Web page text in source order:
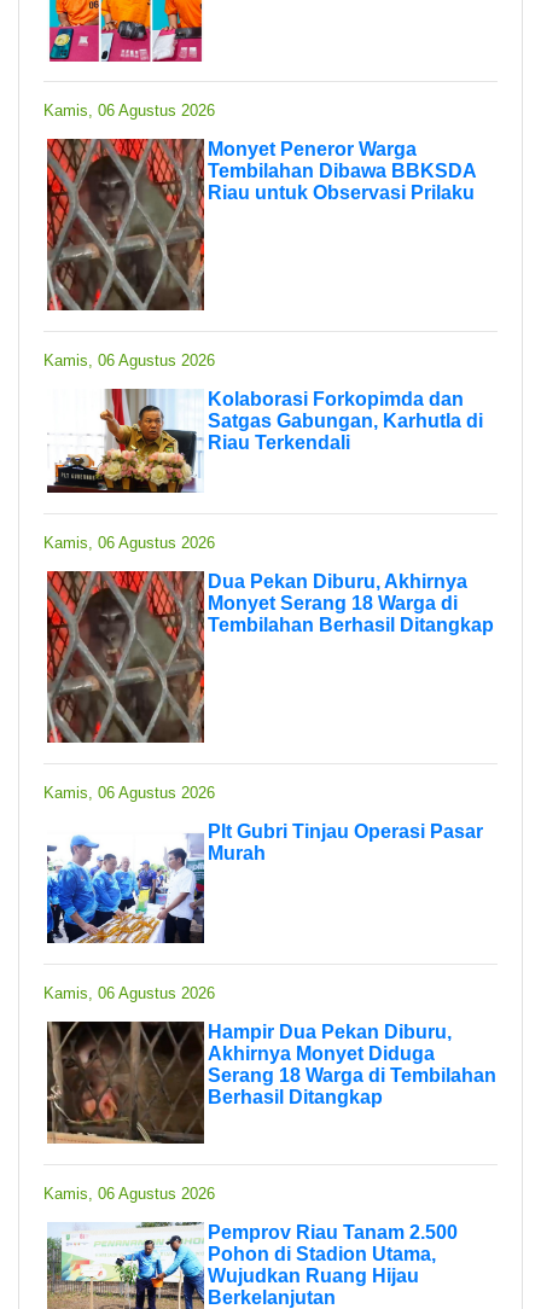
Kamis, 06 Agustus 2026
Monyet Peneror Warga
Tembilahan Dibawa BBKSDA
Riau untuk Observasi Prilaku
Kamis, 06 Agustus 2026
Kolaborasi Forkopimda dan
Satgas Gabungan, Karhutla di
Riau Terkendali
Kamis, 06 Agustus 2026
Dua Pekan Diburu, Akhirnya
Monyet Serang 18 Warga di
Tembilahan Berhasil Ditangkap
Kamis, 06 Agustus 2026
Plt Gubri Tinjau Operasi Pasar
Murah
Kamis, 06 Agustus 2026
Hampir Dua Pekan Diburu,
Akhirnya Monyet Diduga
Serang 18 Warga di Tembilahan
Berhasil Ditangkap
Kamis, 06 Agustus 2026
Pemprov Riau Tanam 2.500
Pohon di Stadion Utama,
Wujudkan Ruang Hijau
Berkelanjutan